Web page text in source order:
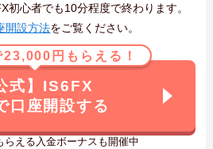
初心者でも10分程度で終わります。
開設方法をご覧ください。
円もらえる！
式】IS6FX
口座開設する
らえる入金ボーナスも開催中